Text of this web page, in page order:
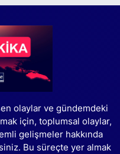
olaylar ve gündemdeki
için, toplumsal olaylar,
gelişmeler hakkında
Bu süreçte yer almak